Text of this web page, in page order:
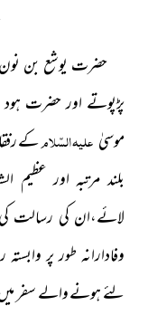
حضرت یوشع بن نون
پڑپوتے اور حضرت ہود
موسیٰ علیہ السّلامکے
بلند مرتبہ اور عظیم
لائے،ان کی رسالت
وفادارانہ طور پر
لئے ہونے والے سفر